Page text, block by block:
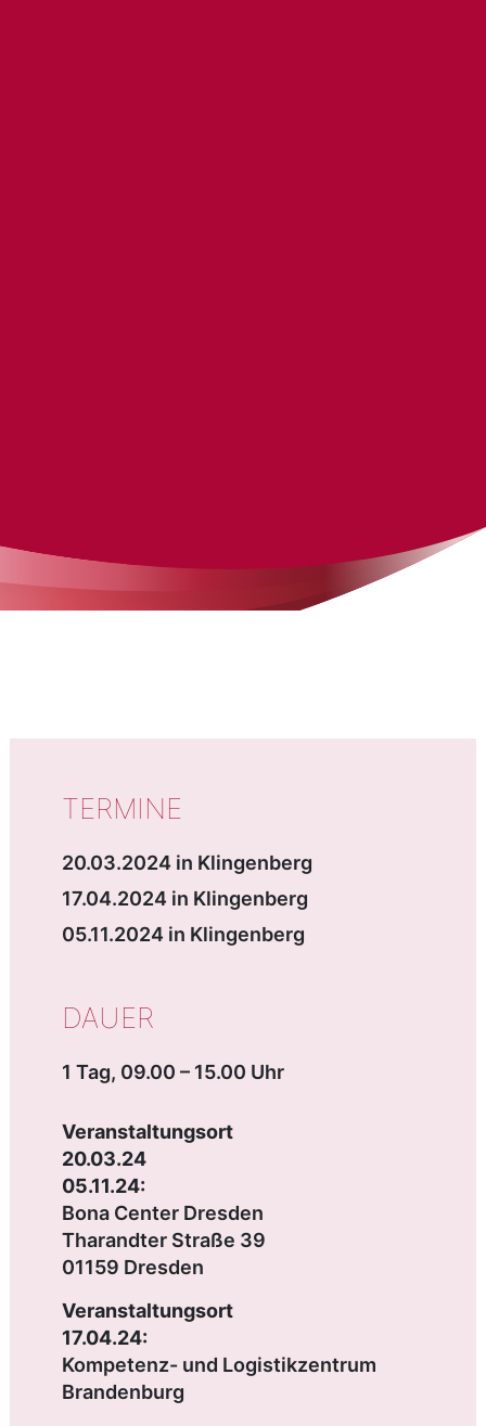
TERMINE
20.03.2024 in Klingenberg
17.04.2024 in Klingenberg
05.11.2024 in Klingenberg
DAUER
1 Tag, 09.00 – 15.00 Uhr
Veranstaltungsort
20.03.24
05.11.24:
Bona Center Dresden
Tharandter Straße 39
01159 Dresden
Veranstaltungsort
17.04.24:
Kompetenz- und Logistikzentrum
Brandenburg